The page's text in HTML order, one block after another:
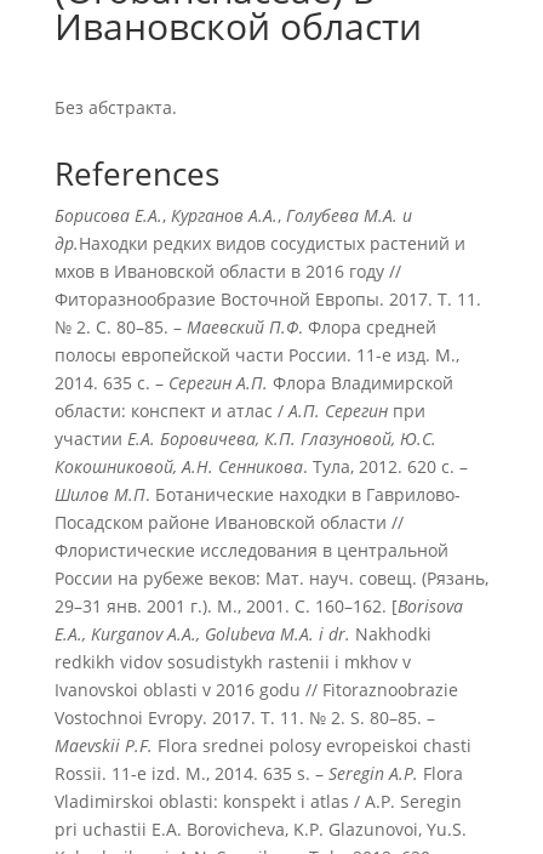
Ивановской области
Без абстракта.
References
Борисова Е.А., Курганов А.А., Голубева М.А. и
др.Находки редких видов сосудистых растений и
мхов в Ивановской области в 2016 году //
Фиторазнообразие Восточной Европы. 2017. Т. 11.
№ 2. С. 80–85. – Маевский П.Ф. Флора средней
полосы европейской части России. 11-е изд. М.,
2014. 635 с. – Серегин А.П. Флора Владимирской
области: конспект и атлас /А.П. Серегинпри
участии Е.А. Боровичева, К.П. Глазуновой, Ю.С.
Кокошниковой, А.Н. Сенникова. Тула, 2012. 620 с. –
Шилов М.П. Ботанические находки в Гаврилово-
Посадском районе Ивановской области //
Флористические исследования в центральной
России на рубеже веков: Мат. науч. совещ. (Рязань,
29–31 янв. 2001 г.). М., 2001. С. 160–162. [Borisova
E.A., Kurganov A.A., Golubeva M.A. i dr. Nakhodki
redkikh vidov sosudistykh rastenii i mkhov v
Ivanovskoi oblasti v 2016 godu // Fitoraznoobrazie
Vostochnoi Evropy. 2017. T. 11. № 2. S. 80–85. –
Maevskii P.F. Flora srednei polosy evropeiskoi chasti
Rossii. 11-e izd. M., 2014. 635 s. – Seregin A.P. Flora
Vladimirskoi oblasti: konspekt i atlas / A.P. Seregin
pri uchastii E.A. Borovicheva, K.P. Glazunovoi, Yu.S.